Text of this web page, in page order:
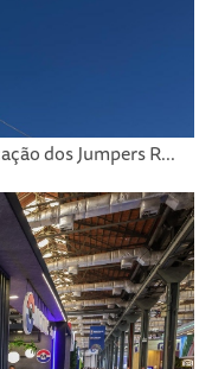
dos Jumpers R...